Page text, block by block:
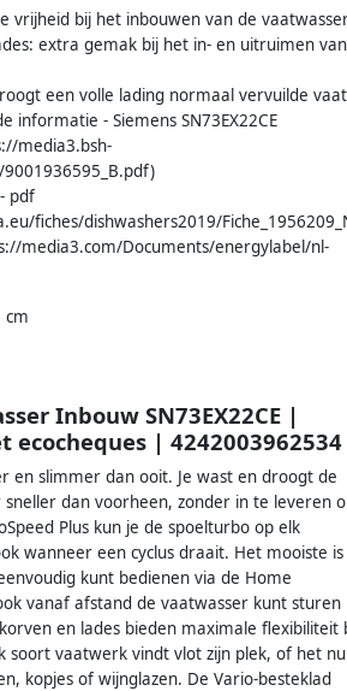
vrijheid bij het inbouwen van de
extra gemak bij het in- en uitruimen van
een volle lading normaal vervuilde vaat
informatie - Siemens SN73EX22CE
media3.bsh-
pdf
fiches/dishwashers2019/
media3.com/Documents/energylabel/nl-
cm
Inbouw SN73EX22CE |
ecocheques | 4242003962534
en slimmer dan ooit. Je wast en droogt de
dan voorheen, zonder in te leveren
Plus kun je de spoelturbo op elk
wanneer een cyclus draait. Het mooiste is
kunt bedienen via de Home
vanaf afstand de vaatwasser kunt sturen
en lades bieden maximale flexibiliteit
soort vaatwerk vindt vlot zijn plek, of het nu
kopjes of wijnglazen. De Vario-besteklad